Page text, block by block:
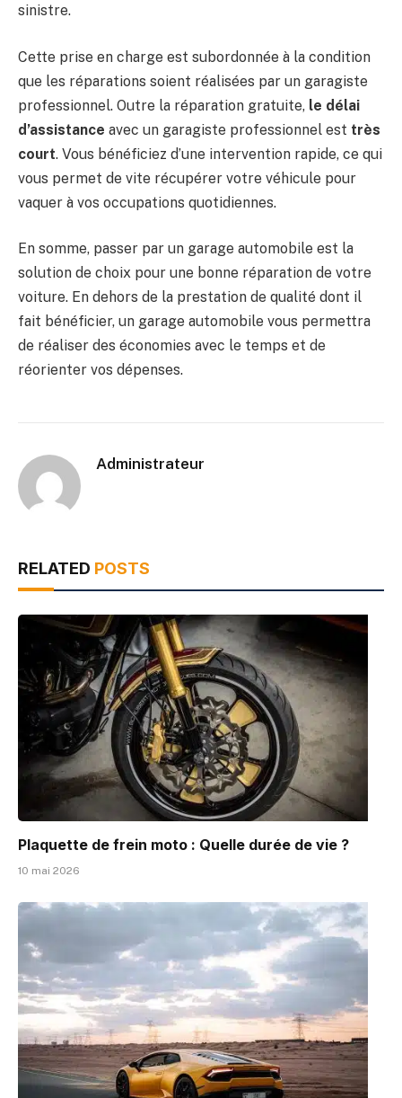
sinistre.
Cette prise en charge est subordonnée à la condition
que les réparations soient réalisées par un garagiste
professionnel. Outre la réparation gratuite, le délai
d’assistance avec un garagiste professionnel est très
court. Vous bénéficiez d’une intervention rapide, ce qui
vous permet de vite récupérer votre véhicule pour
vaquer à vos occupations quotidiennes.
En somme, passer par un garage automobile est la
solution de choix pour une bonne réparation de votre
voiture. En dehors de la prestation de qualité dont il
fait bénéficier, un garage automobile vous permettra
de réaliser des économies avec le temps et de
réorienter vos dépenses.
Administrateur
RELATED POSTS
Plaquette de frein moto : Quelle durée de vie ?
10 mai 2026